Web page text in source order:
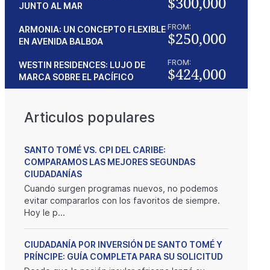
JUNTO AL MAR
ARMONIA: UN CONCEPTO FLEXIBLE
EN AVENIDA BALBOA
FROM:
$250,000
WESTIN RESIDENCES: LUJO DE
MARCA SOBRE EL PACÍFICO
FROM:
$424,000
Articulos populares
SANTO TOMÉ VS. CPI DEL CARIBE:
COMPARAMOS LAS MEJORES SEGUNDAS
CIUDADANÍAS
Cuando surgen programas nuevos, no podemos
evitar compararlos con los favoritos de siempre.
Hoy le p...
CIUDADANÍA POR INVERSIÓN DE SANTO TOMÉ Y
PRÍNCIPE: GUÍA COMPLETA PARA SU SOLICITUD